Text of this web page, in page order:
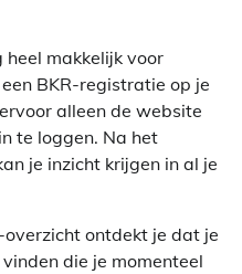
makkelijk voor
BKR-registratie op je
alleen de website
te loggen. Na het
je inzicht krijgen in al je
ontdekt je dat je
die je momenteel